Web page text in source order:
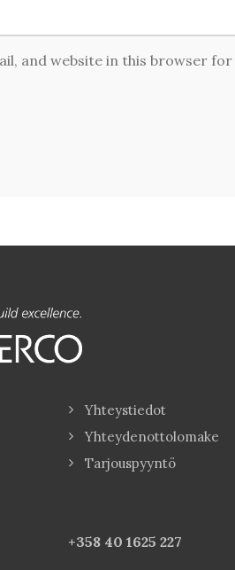
and website in this browser
Yhteystiedot
Yhteydenottolomake
Tarjouspyyntö
+358 40 1625 227